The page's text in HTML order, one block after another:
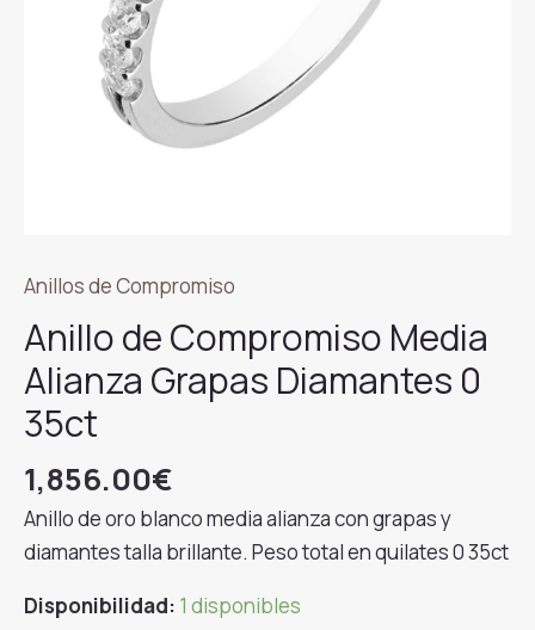
Anillos de Compromiso
Anillo de Compromiso Media
Alianza Grapas Diamantes 0
35ct
1,856.00€
Anillo de oro blanco media alianza con grapas y
diamantes talla brillante. Peso total en quilates 0 35ct
Disponibilidad: 1 disponibles